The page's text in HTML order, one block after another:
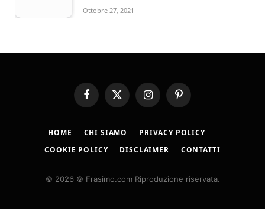
Ottobre 27, 2021
Facebook
X
(Twitter)
InstagramPinterest
HOME CHI SIAMO
PRIVACY POLICY
COOKIE POLICY
DISCLAIMER CONTATTI
© 2026 © Frasimo.com Riproduzione riservata.